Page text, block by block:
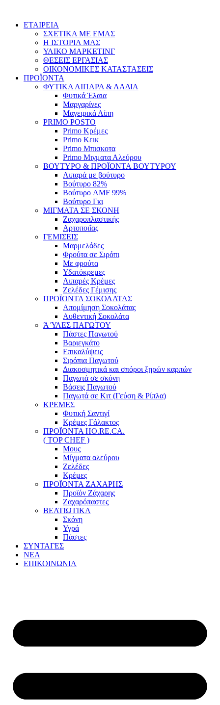
contentΕΤΑΙΡΕΙΑ
ΣΧΕΤΙΚΑ ΜΕ ΕΜΑΣ
Η ΙΣΤΟΡΙΑ ΜΑΣ
ΥΛΙΚΟ ΜΑΡΚΕΤΙΝΓ
ΘΕΣΕΙΣ ΕΡΓΑΣΙΑΣ
ΟΙΚΟΝΟΜΙΚΕΣ ΚΑΤΑΣΤΑΣΕΙΣ
ΠΡΟΪΟΝΤΑ
ΦΥΤΙΚΑ ΛΙΠΑΡΑ & ΛΑΔΙΑ
Φυτικά Έλαια
Μαργαρίνες
Μαγειρικά Λίπη
PRIMO POSTO
Primo Κρέμες
Primo Κεικ
Primo Μπισκοτα
Primo Μιγματα Αλεύρου
ΒΟΥΤΥΡΟ & ΠΡΟΪΟΝΤΑ ΒΟΥΤΥΡΟΥ
Λιπαρά με βούτυρο
Βούτυρο 82%
Βούτυρο AMF 99%
Βούτυρο Γκι
ΜΙΓΜΑΤΑ ΣΕ ΣΚΟΝΗ
Ζαχαροπλαστικής
Αρτοποιΐας
ΓΕΜΙΣΕΙΣ
Μαρμελάδες
Φρούτα σε Σιρόπι
Με φρούτα
Υδατόκρεμες
Λιπαρές Κρέμες
Ζελέδες Γέμισης
ΠΡΟΪΟΝΤΑ ΣΟΚΟΛΑΤΑΣ
Απομίμηση Σοκολάτας
Αυθεντική Σοκολάτα
Ά ΎΛΕΣ ΠΑΓΩΤΟΥ
Πάστες Παγωτού
Βαριεγκάτο
Επικαλύψεις
Σιρόπια Παγωτού
Διακοσμητικά και σπόροι ξηρών καρπών
Παγωτά σε σκόνη
Βάσεις Παγωτού
Παγωτά σε Κιτ (Γεύση & Ρίπλα)
ΚΡΕΜΕΣ
Φυτική Σαντιγί
Κρέμες Γάλακτος
ΠΡΟΪΟΝΤΑ HO.RE.CA.
( TOP CHEF )
Μους
Μίγματα αλεύρου
Ζελέδες
Κρέμες
ΠΡΟΪΟΝΤΑ ΖΑΧΑΡΗΣ
Προϊόν Ζάχαρης
Ζαχαρόπαστες
ΒΕΛΤΙΩΤΙΚΑ
Σκόνη
Υγρά
Πάστες
ΣΥΝΤΑΓΕΣ
ΝΕΑ
ΕΠΙΚΟΙΝΩΝΙΑ